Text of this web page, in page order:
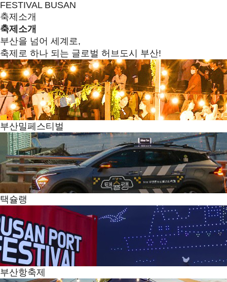
FESTIVAL BUSAN
축제소개
축제소개
부산을 넘어 세계로,
축제로 하나 되는 글로벌 허브도시 부산!
부산밀페스티벌
택슐랭
부산항축제